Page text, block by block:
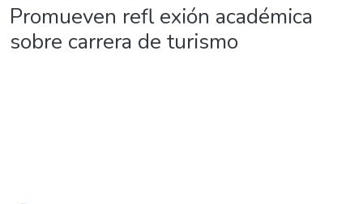
Promueven refl exión académica
sobre carrera de turismo